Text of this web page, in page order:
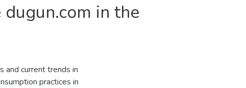
in the
and current trends in
practices in